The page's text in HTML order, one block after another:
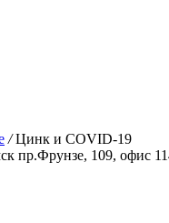
/ Цинк и COVID-19
пр.Фрунзе, 109, офис